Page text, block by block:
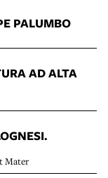
PALUMBO
AD ALTA
Mater